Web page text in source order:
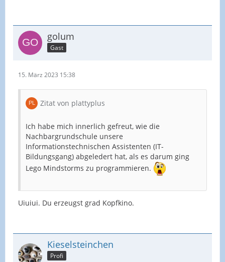
golum
Gast
15. März 2023 15:38
Zitat von plattyplus
Ich habe mich innerlich gefreut, wie die
Nachbargrundschule unsere
Informationstechnischen Assistenten (IT-
Bildungsgang) abgeledert hat, als es darum ging
Lego Mindstorms zu programmieren.
Uiuiui. Du erzeugst grad Kopfkino.
Kieselsteinchen
Profi